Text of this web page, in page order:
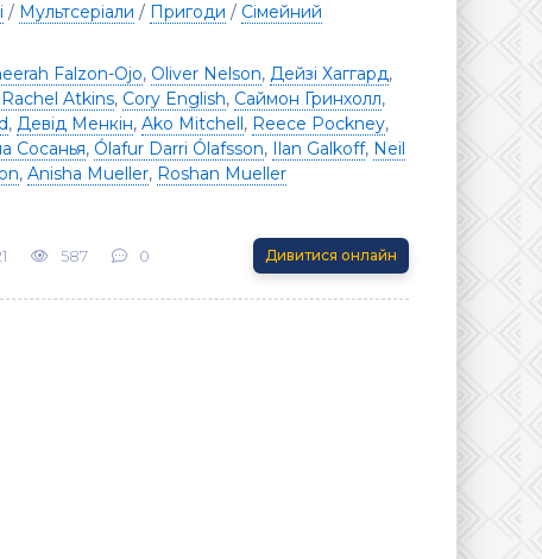
/ Мультсеріали / Пригоди / Сімейний
Falzon-Ojo, Oliver Nelson, Дейзі Хаггард,
Rachel Atkins, Cory English, Саймон Гринхолл,
, Девід Менкін, Ako Mitchell, Reece Pockney,
Сосанья, Ólafur Darri Ólafsson, Ilan Galkoff, Neil
, Anisha Mueller, Roshan Mueller
587 0 Дивитися онлайн